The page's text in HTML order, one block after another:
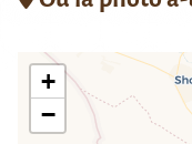
+
−